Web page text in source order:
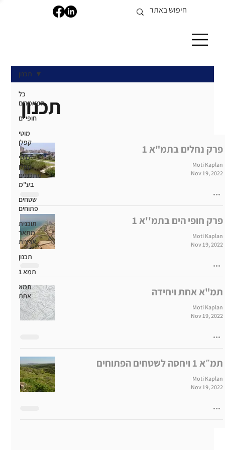
כל
המאמרים
חופי ים
מוטי
קפלן
מוטי
קפלן
מתכננים
בע"מ
שטחים
פתוחים
תוכנית
מתאר
ארצית
תכנון
תמא 1
תמא
אחת
תכנון
תכנון
פרק נחלים בתמ"א 1
Moti Kaplan
Nov 19, 2022
פרק חופי הים בתמ''א 1
Moti Kaplan
Nov 19, 2022
תמ"א אחת ויחידה
Moti Kaplan
Nov 19, 2022
תמ״א 1 ויחסה לשטחים הפתוחים
Moti Kaplan
Nov 19, 2022